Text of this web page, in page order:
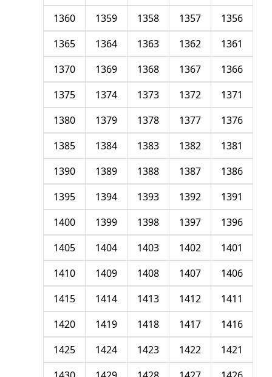
1356
1357
1358
1359
1360
1361
1362
1363
1364
1365
1366
1367
1368
1369
1370
1371
1372
1373
1374
1375
1376
1377
1378
1379
1380
1381
1382
1383
1384
1385
1386
1387
1388
1389
1390
1391
1392
1393
1394
1395
1396
1397
1398
1399
1400
1401
1402
1403
1404
1405
1406
1407
1408
1409
1410
1411
1412
1413
1414
1415
1416
1417
1418
1419
1420
1421
1422
1423
1424
1425